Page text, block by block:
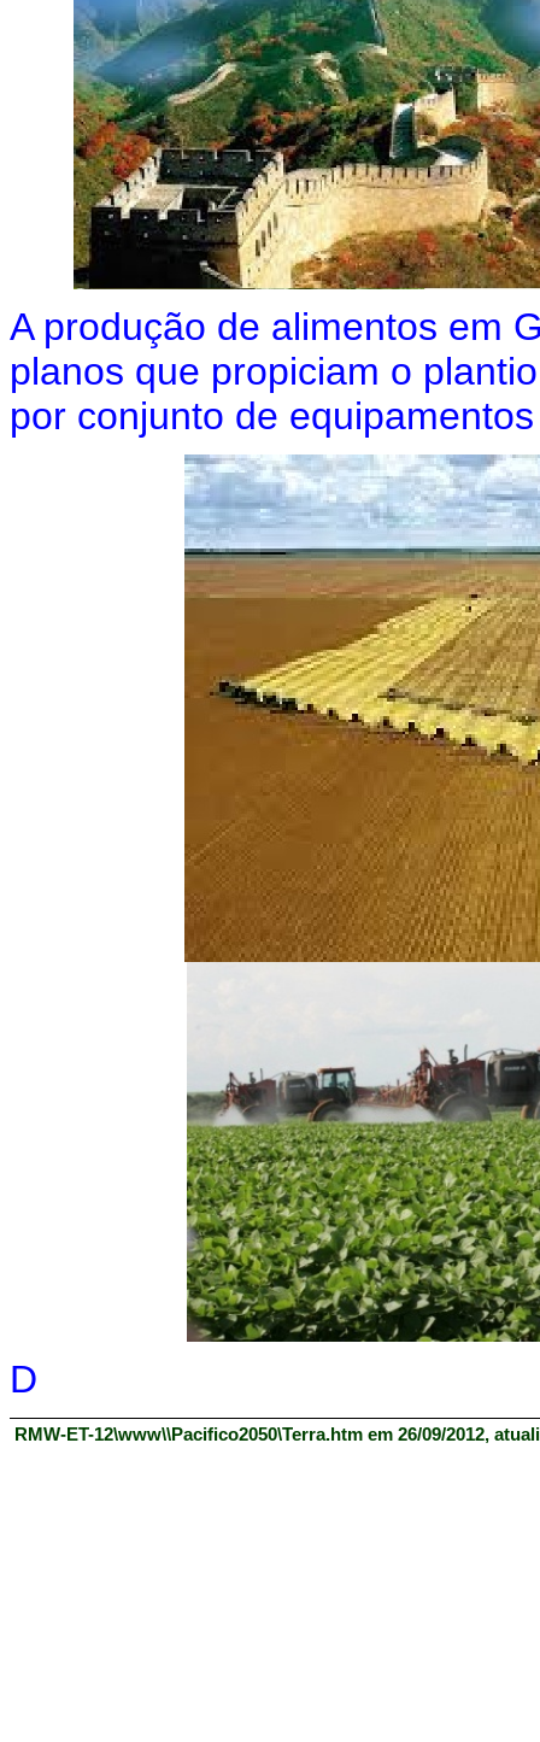
A produção de alimentos em
planos que propiciam o
por conjunto de
D
RMW-ET-12\www\\Pacifico2050\Terra.htm em 26/09/2012,